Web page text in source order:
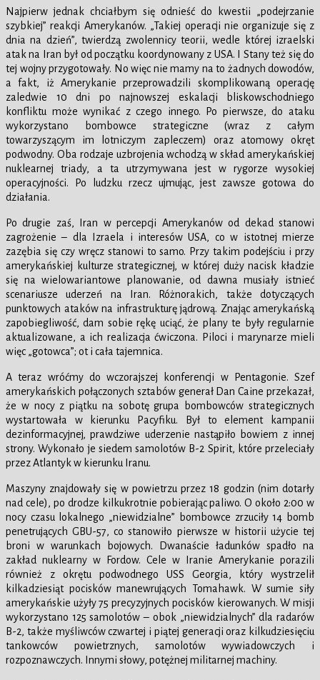
Najpierw jednak chciałbym się odnieść do kwestii „podejrzanie
szybkiej” reakcji Amerykanów. „Takiej operacji nie organizuje się z
dnia na dzień”, twierdzą zwolennicy teorii, wedle której izraelski
atak na Iran był od początku koordynowany z USA. I Stany też się do
tej wojny przygotowały. No więc nie mamy na to żadnych dowodów,
a fakt, iż Amerykanie przeprowadzili skomplikowaną operację
zaledwie 10 dni po najnowszej eskalacji bliskowschodniego
konfliktu może wynikać z czego innego. Po pierwsze, do ataku
wykorzystano bombowce strategiczne (wraz z całym
towarzyszącym im lotniczym zapleczem) oraz atomowy okręt
podwodny. Oba rodzaje uzbrojenia wchodzą w skład amerykańskiej
nuklearnej triady, a ta utrzymywana jest w rygorze wysokiej
operacyjności. Po ludzku rzecz ujmując, jest zawsze gotowa do
działania.
Po drugie zaś, Iran w percepcji Amerykanów od dekad stanowi
zagrożenie – dla Izraela i interesów USA, co w istotnej mierze
zazębia się czy wręcz stanowi to samo. Przy takim podejściu i przy
amerykańskiej kulturze strategicznej, w której duży nacisk kładzie
się na wielowariantowe planowanie, od dawna musiały istnieć
scenariusze uderzeń na Iran. Różnorakich, także dotyczących
punktowych ataków na infrastrukturę jądrową. Znając amerykańską
zapobiegliwość, dam sobie rękę uciąć, że plany te były regularnie
aktualizowane, a ich realizacja ćwiczona. Piloci i marynarze mieli
więc „gotowca”; ot i cała tajemnica.
A teraz wróćmy do wczorajszej konferencji w Pentagonie. Szef
amerykańskich połączonych sztabów generał Dan Caine przekazał,
że w nocy z piątku na sobotę grupa bombowców strategicznych
wystartowała w kierunku Pacyfiku. Był to element kampanii
dezinformacyjnej, prawdziwe uderzenie nastąpiło bowiem z innej
strony. Wykonało je siedem samolotów B-2 Spirit, które przeleciały
przez Atlantyk w kierunku Iranu.
Maszyny znajdowały się w powietrzu przez 18 godzin (nim dotarły
nad cele), po drodze kilkukrotnie pobierając paliwo. O około 2:00 w
nocy czasu lokalnego „niewidzialne” bombowce zrzuciły 14 bomb
penetrujących GBU-57, co stanowiło pierwsze w historii użycie tej
broni w warunkach bojowych. Dwanaście ładunków spadło na
zakład nuklearny w Fordow. Cele w Iranie Amerykanie porazili
również z okrętu podwodnego USS Georgia, który wystrzelił
kilkadziesiąt pocisków manewrujących Tomahawk. W sumie siły
amerykańskie użyły 75 precyzyjnych pocisków kierowanych. W misji
wykorzystano 125 samolotów – obok „niewidzialnych” dla radarów
B-2, także myśliwców czwartej i piątej generacji oraz kilkudziesięciu
tankowców powietrznych, samolotów wywiadowczych i
rozpoznawczych. Innymi słowy, potężnej militarnej machiny.